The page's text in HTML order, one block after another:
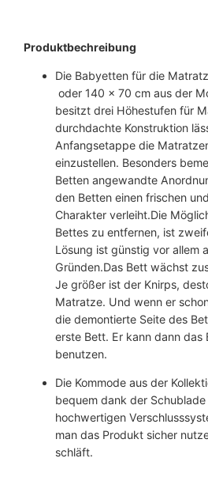
iProduktbechreibung
Die Babyetten für die
oder 140 x 70 cm aus der
besitzt drei Höhestufen für
durchdachte Konstruktion
Anfangsetappe die
einzustellen. Besonders
Betten angewandte
den Betten einen frischen
Charakter verleiht.Die
Bettes zu entfernen, ist
Lösung ist günstig vor allem
Gründen.Das Bett wächst
Je größer ist der Knirps,
Matratze. Und wenn er
die demontierte Seite des
erste Bett. Er kann dann das
benutzen.
Die Kommode aus der
bequem dank der Schublade
hochwertigen
man das Produkt sicher
schläft.